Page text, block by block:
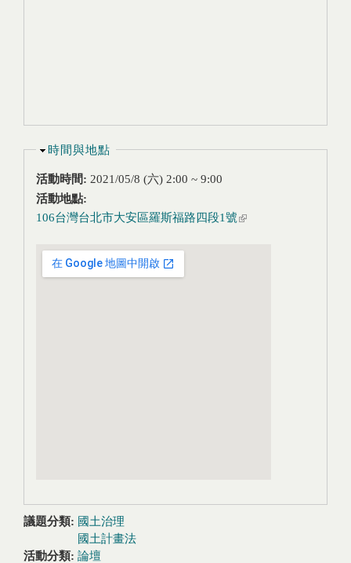
隱藏
時間與地點
活動時間: 2021/05/8 (六) 2:00 ~ 9:00
活動地點:
106台灣台北市大安區羅斯福路四段1號 (link is external)
議題分類: 國土治理
國土計畫法
活動分類: 論壇